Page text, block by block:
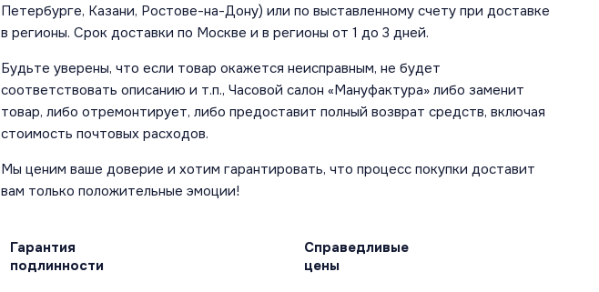
Петербурге, Казани, Ростове-на-Дону) или по выставленному счету при доставке
в регионы. Срок доставки по Москве и в регионы от 1 до 3 дней.
Будьте уверены, что если товар окажется неисправным, не будет
соответствовать описанию и т.п., Часовой салон «Мануфактура» либо заменит
товар, либо отремонтирует, либо предоставит полный возврат средств, включая
стоимость почтовых расходов.
Мы ценим ваше доверие и хотим гарантировать, что процесс покупки доставит
вам только положительные эмоции!
Гарантия
подлинности
Справедливые
цены